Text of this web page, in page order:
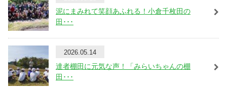
泥にまみれて笑顔あふれる！小倉千枚田の
田･･･
2026.05.14
達者棚田に元気な声！「みらいちゃんの棚
田･･･